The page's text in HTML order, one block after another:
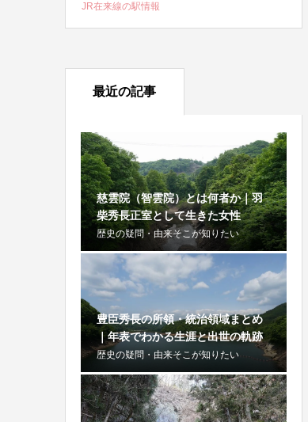
JR在来線の駅情報
最近の記事
慈雲院（智雲院）とは何者か｜羽
柴秀長正室として生きた女性
歴史の疑問・由来そこが知りたい
豊臣秀長の所領・統治領域まとめ
｜年表でわかる生涯と出世の軌跡
歴史の疑問・由来そこが知りたい